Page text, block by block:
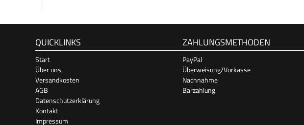
QUICKLINKS
Start
Über uns
Versandkosten
AGB
Datenschutzerklärung
Kontakt
Impressum
ZAHLUNGSMETHODEN
PayPal
Überweisung/Vorkasse
Nachnahme
Barzahlung